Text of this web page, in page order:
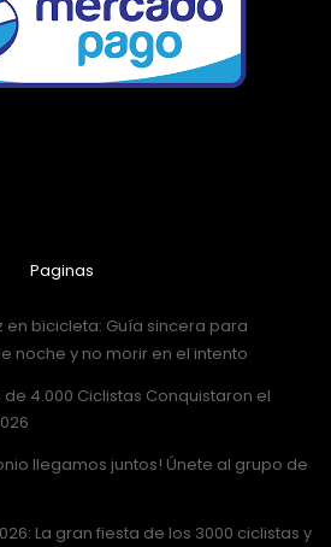
Paginas
en bicicleta: Guía sincera para
noche y no morir en el intento
de 4.000 Ciclistas Conquistaron el
llegamos juntos! Únete al grupo de
La gran fiesta de los 3000 ciclistas y